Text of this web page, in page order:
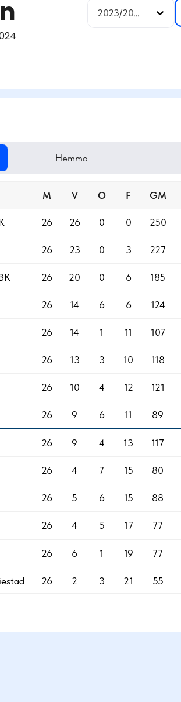
2023/2024
Hemma
M V O F GM
26 26 0 0 250
26 23 0 3 227
26 20 0 6 185
26 14 6 6 124
26 14 1 11 107
26 13 3 10 118
26 10 4 12 121
26 9 6 11 89
26 9 4 13 117
26 4 7 15 80
26 5 6 15 88
26 4 5 17 77
26 6 1 19 77
26 2 3 21 55